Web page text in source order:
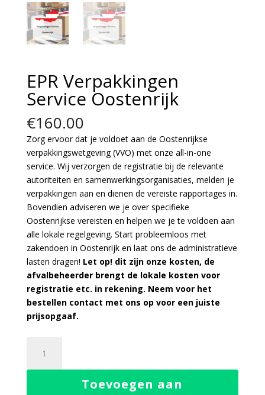
EPR Verpakkingen
Service Oostenrijk
€160.00
Zorg ervoor dat je voldoet aan de Oostenrijkse
verpakkingswetgeving (VVO) met onze all-in-one
service. Wij verzorgen de registratie bij de relevante
autoriteiten en samenwerkingsorganisaties, melden je
verpakkingen aan en dienen de vereiste rapportages in.
Bovendien adviseren we je over specifieke
Oostenrijkse vereisten en helpen we je te voldoen aan
alle lokale regelgeving. Start probleemloos met
zakendoen in Oostenrijk en laat ons de administratieve
lasten dragen! Let op! dit zijn onze kosten, de
afvalbeheerder brengt de lokale kosten voor
registratie etc. in rekening. Neem voor het
bestellen contact met ons op voor een juiste
prijsopgaaf.
Verpakkingen
Service
Toevoegen aan